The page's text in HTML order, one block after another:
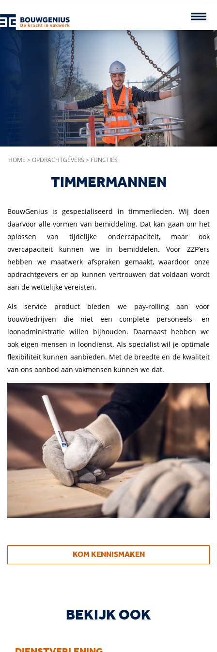
HOME >OPDRACHTGEVERS > FUNCTIES
TIMMERMANNEN
BouwGenius is gespecialiseerd in timmerlieden. Wij doen
daarvoor alle vormen van bemiddeling. Dat kan gaan om het
oplossen van tijdelijke ondercapaciteit, maar ook
overcapaciteit kunnen we in bemiddelen. Voor ZZP’ers
hebben we maatwerk afspraken gemaakt, waardoor onze
opdrachtgevers er op kunnen vertrouwen dat voldaan wordt
aan de wettelijke vereisten.
Als service product bieden we pay-rolling aan voor
bouwbedrijven die niet een complete personeels- en
loonadministratie willen bijhouden. Daarnaast hebben we
ook eigen mensen in loondienst. Als specialist wil je optimale
flexibiliteit kunnen aanbieden. Met de breedte en de kwaliteit
van ons aanbod aan vakmensen kunnen we dat.
KOM KENNISMAKEN
BEKIJK OOK